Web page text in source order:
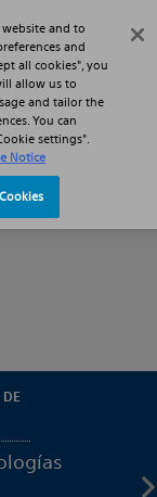
Menu
and to
and
all cookies", you
allow us to
and tailor the
You can
settings".
Notice